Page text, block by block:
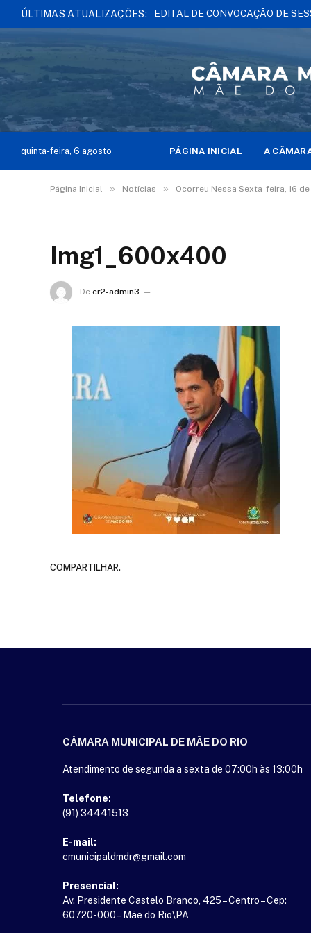
ÚLTIMAS ATUALIZAÇÕES:
quinta-feira, 6 agosto PÁGINA INICIAL A
Página Inicial » Notícias » Ocorreu Nessa Sexta-feira, 16
Img1_600x400
De cr2-admin3
COMPARTILHAR.
CÂMARA MUNICIPAL DE MÃE DO RIO
Atendimento de segunda a sexta de 07:00h às 13:00h
Telefone:
(91) 34441513
E-mail:
cmunicipaldmdr@gmail.com
Presencial:
Av. Presidente Castelo Branco, 425 – Centro – Cep:
60720-000 – Mãe do Rio\PA